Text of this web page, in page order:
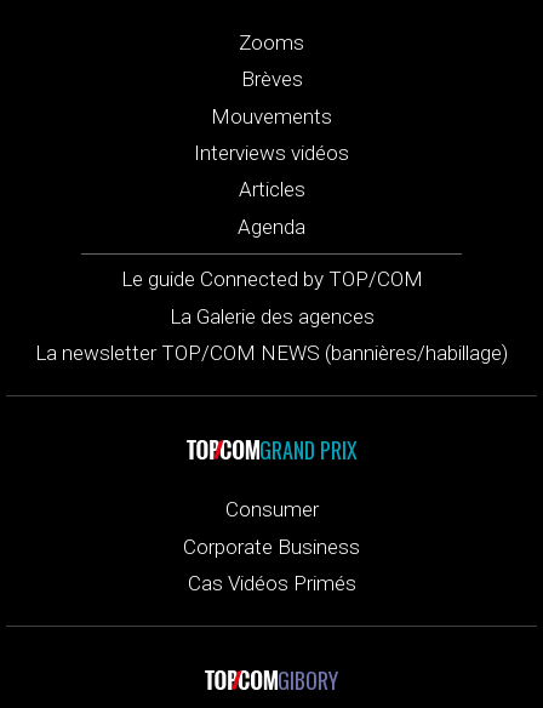
Zooms
Brèves
Mouvements
Interviews vidéos
Articles
Agenda
Le guide Connected by TOP/COM
La Galerie des agences
La newsletter TOP/COM NEWS (bannières/habillage)
GRAND PRIX
Consumer
Corporate Business
Cas Vidéos Primés
GIBORY